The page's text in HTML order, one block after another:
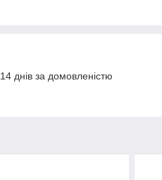
днів за домовленістю